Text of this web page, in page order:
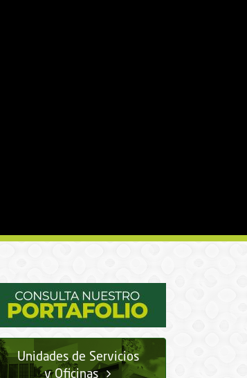
Unidades de Servicios
y Oficinas